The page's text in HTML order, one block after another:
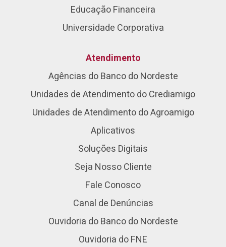
Educação Financeira
Universidade Corporativa
Atendimento
Agências do Banco do Nordeste
Unidades de Atendimento do Crediamigo
Unidades de Atendimento do Agroamigo
Aplicativos
Soluções Digitais
Seja Nosso Cliente
Fale Conosco
Canal de Denúncias
Ouvidoria do Banco do Nordeste
Ouvidoria do FNE